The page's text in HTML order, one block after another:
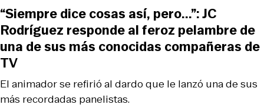
El animador se refirió al dardo que le lanzó una de sus
más recordadas panelistas.
“Siempre dice cosas así, pero...”: JC
Rodríguez responde al feroz pelambre de
una de sus más conocidas compañeras de
TV